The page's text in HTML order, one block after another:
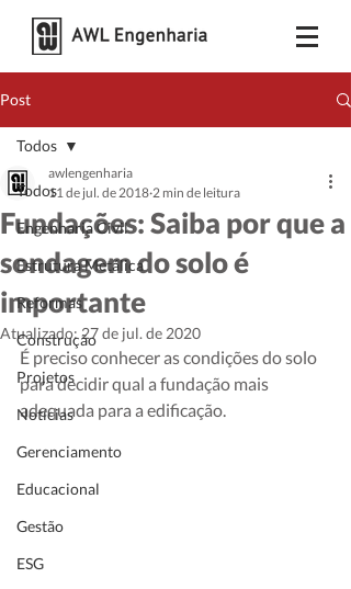
Post
Todos
Engenharia Civil
Estrutura Metálica
Reformas
Construção
Projetos
Notícias
Gerenciamento
Educacional
Gestão
ESG
Todos
Fundações: Saiba por que a
sondagem do solo é
importante
awlengenharia
11 de jul. de 2018 2 min de leitura
Atualizado: 27 de jul. de 2020
É preciso conhecer as condições do solo
para decidir qual a fundação mais
adequada para a edificação.